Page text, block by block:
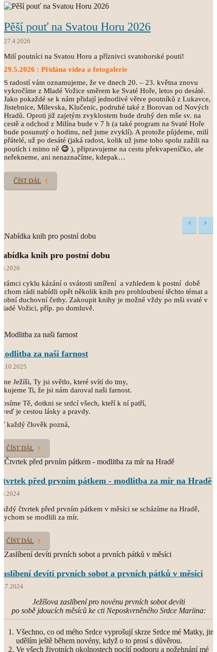
Pěší pouť na Svatou Horu 2026
27.4.2026
Milí poutníci na Svatou Horu a příznivci svatohorské pouti!
29.5.2026 : Přidána videa a fotogalerie
S radostí vám oznamujeme, že ve dnech 20. – 23. května znovu
vykročíme z Mladé Vožice směrem ke Svaté Hoře, letos po desáté.
Jako pokaždé se k nám přidají jednotlivé větve poutníků z Lukavce,
Jistebnice, Milevska, Klučenic, podruhé také z Borovan od Nových
Hradů. Oproti již zajetým zvyklostem bude druhý den mše sv. na
cestě a odchod z Milína bude v 7 h (a také program na Svaté Hoře
bude posunutý o hodinu, než jsme zvyklí). A protože půjdeme, milí
přátelé, už po desáté (jaká radost, kolik už jsme toho spolu zažili na
poutích i mimo ně 😉 ), připravujeme na cestu překvapeníčko, ale
neřekneme, ani nenaznačíme, kdepak…
ČÍST DÁL
knih pro postní dobu
rámci cyklu kázání o svátosti smíření a vzhledem k postní době
rádi nabídli opět několik knih pro prohloubení těchto témat a
duchovní četby. Zakoupit knihy je možné vždy po mši svaté v
Vožici, příp. po domluvě.
za naši farnost
Ježíši, Ty jsi světlo, které svítí do tmy,
Ti, že jsi nám daroval naši farnost.
Tě, dotkni se srdcí všech, kteří k ní patří,
veď je cestou lásky a pravdy.
každý člověk pozná,
ČÍST DÁL
před prvním pátkem - modlitba za mír na Hradě
čtvrtek před prvním pátkem v měsíci se scházíme na Hradě,
se modlili za mír.
ČÍST DÁL
devíti prvních sobot a prvních pátků v měsíci
Ježíšova zaslíbení pro novénu prvních sobot devíti
po sobě jdoucích měsíců ke cti Neposkvrněného Srdce Mariina:
Všechno, co od mého Srdce vyprošují skrze Srdce mé Matky, jim
udělím ještě během novény, když o to prosí s důvěrou.
Ve všech životních okolnostech pocítí podporu a požehnání mé